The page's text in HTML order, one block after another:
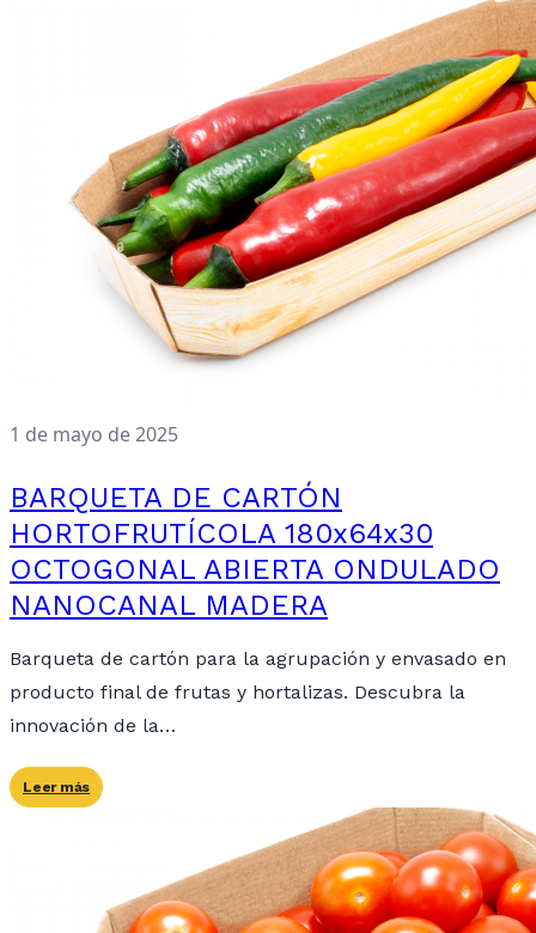
1 de mayo de 2025
BARQUETA DE CARTÓN
HORTOFRUTÍCOLA 180x64x30
OCTOGONAL ABIERTA ONDULADO
NANOCANAL MADERA
Barqueta de cartón para la agrupación y envasado en
producto final de frutas y hortalizas. Descubra la
innovación de la…
Leer más